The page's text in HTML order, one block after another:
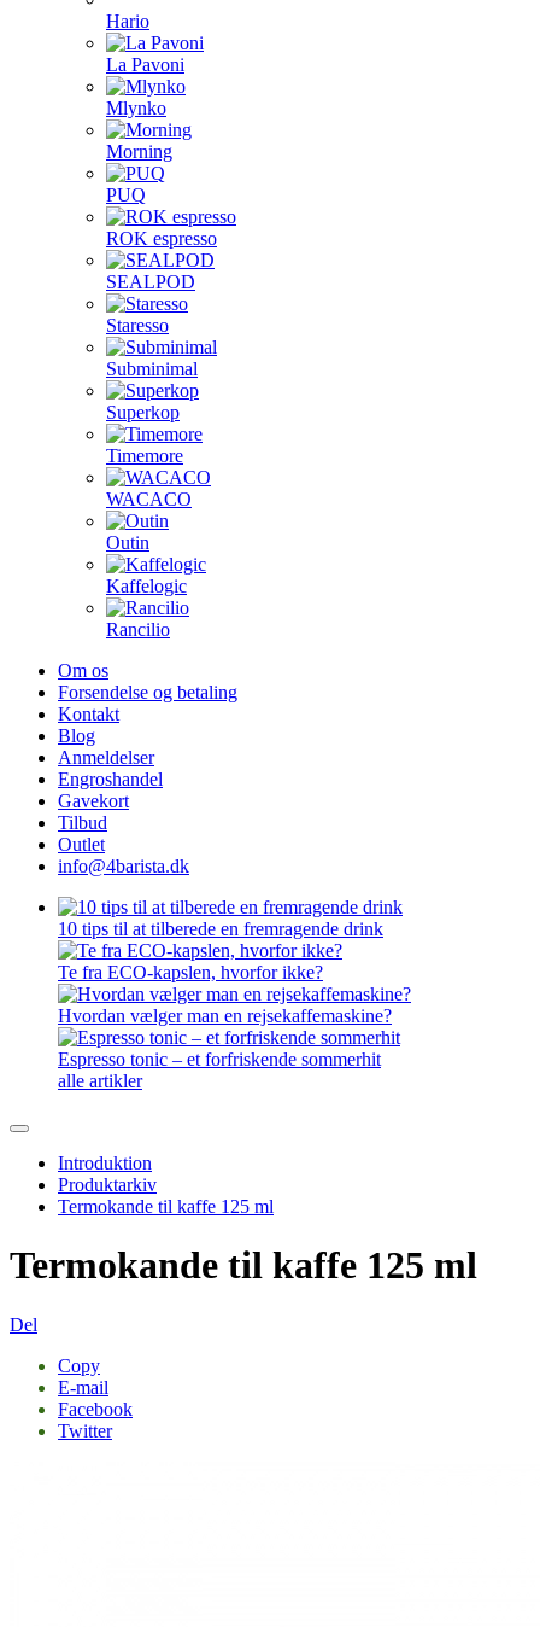
Hario
La Pavoni
Mlynko
Morning
PUQ
ROK espresso
SEALPOD
Staresso
Subminimal
Superkop
Timemore
WACACO
Outin
Kaffelogic
Rancilio
Om os
Forsendelse og betaling
Kontakt
Blog
Anmeldelser
Engroshandel
Gavekort
Tilbud
Outlet
info@4barista.dk
10 tips til at tilberede en fremragende drink
Te fra ECO-kapslen, hvorfor ikke?
Hvordan vælger man en rejsekaffemaskine?
Espresso tonic – et forfriskende sommerhit
alle artikler
Introduktion
Produktarkiv
Termokande til kaffe 125 ml
Termokande til kaffe 125 ml
Del
Copy
E-mail
Facebook
Twitter